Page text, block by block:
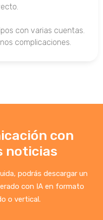
con varias cuentas.
complicaciones.
con
noticias
podrás descargar un
con IA en formato
o vertical.